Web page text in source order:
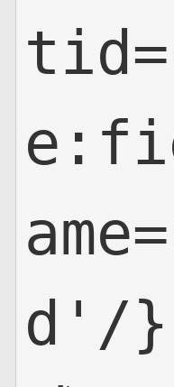
d'/}